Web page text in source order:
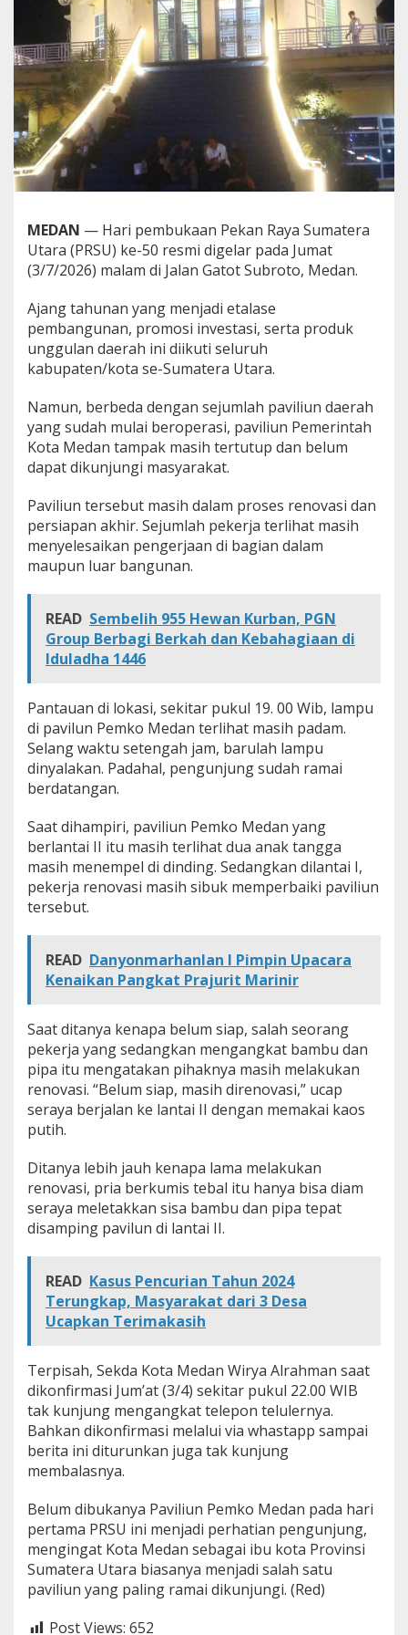
t
u
p
S
a
e
m
b
k
a
a
n
R
S
U
!
MEDAN — Hari pembukaan Pekan Raya Sumatera
Utara (PRSU) ke-50 resmi digelar pada Jumat
(3/7/2026) malam di Jalan Gatot Subroto, Medan.
Ajang tahunan yang menjadi etalase
pembangunan, promosi investasi, serta produk
unggulan daerah ini diikuti seluruh
kabupaten/kota se-Sumatera Utara.
Namun, berbeda dengan sejumlah paviliun daerah
yang sudah mulai beroperasi, paviliun Pemerintah
Kota Medan tampak masih tertutup dan belum
dapat dikunjungi masyarakat.
Paviliun tersebut masih dalam proses renovasi dan
persiapan akhir. Sejumlah pekerja terlihat masih
menyelesaikan pengerjaan di bagian dalam
maupun luar bangunan.
READ Sembelih 955 Hewan Kurban, PGN
Group Berbagi Berkah dan Kebahagiaan di
Iduladha 1446
Pantauan di lokasi, sekitar pukul 19. 00 Wib, lampu
di pavilun Pemko Medan terlihat masih padam.
Selang waktu setengah jam, barulah lampu
dinyalakan. Padahal, pengunjung sudah ramai
berdatangan.
Saat dihampiri, paviliun Pemko Medan yang
berlantai II itu masih terlihat dua anak tangga
masih menempel di dinding. Sedangkan dilantai I,
pekerja renovasi masih sibuk memperbaiki paviliun
tersebut.
READ Danyonmarhanlan l Pimpin Upacara
Kenaikan Pangkat Prajurit Marinir
Saat ditanya kenapa belum siap, salah seorang
pekerja yang sedangkan mengangkat bambu dan
pipa itu mengatakan pihaknya masih melakukan
renovasi. “Belum siap, masih direnovasi,” ucap
seraya berjalan ke lantai II dengan memakai kaos
putih.
Ditanya lebih jauh kenapa lama melakukan
renovasi, pria berkumis tebal itu hanya bisa diam
seraya meletakkan sisa bambu dan pipa tepat
disamping pavilun di lantai II.
READ Kasus Pencurian Tahun 2024
Terungkap, Masyarakat dari 3 Desa
Ucapkan Terimakasih
Terpisah, Sekda Kota Medan Wirya Alrahman saat
dikonfirmasi Jum’at (3/4) sekitar pukul 22.00 WIB
tak kunjung mengangkat telepon telulernya.
Bahkan dikonfirmasi melalui via whastapp sampai
berita ini diturunkan juga tak kunjung
membalasnya.
Belum dibukanya Paviliun Pemko Medan pada hari
pertama PRSU ini menjadi perhatian pengunjung,
mengingat Kota Medan sebagai ibu kota Provinsi
Sumatera Utara biasanya menjadi salah satu
paviliun yang paling ramai dikunjungi. (Red)
Post Views: 652